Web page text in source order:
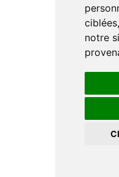
notre